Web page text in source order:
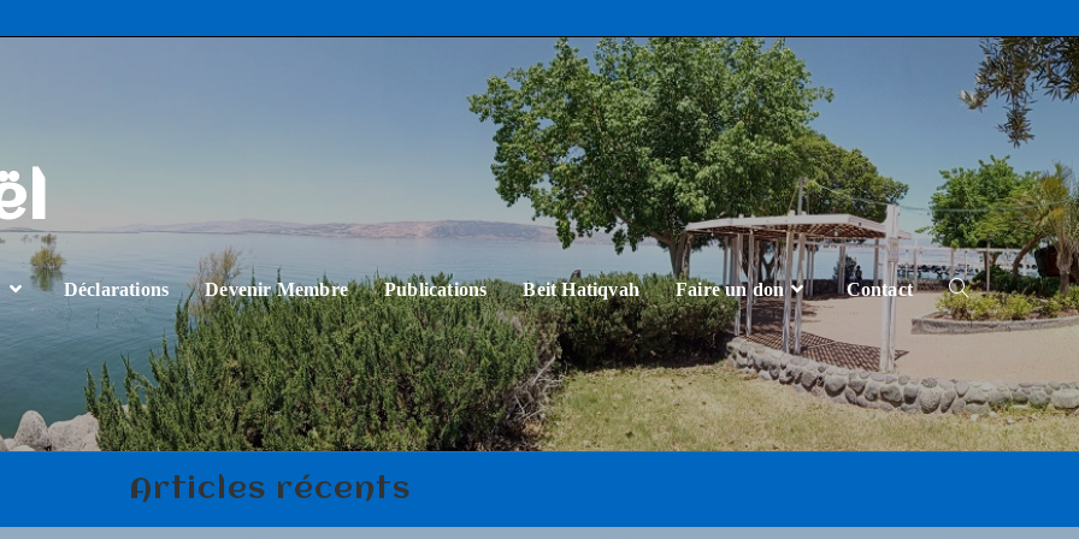
Déclarations Devenir Membre Publications Beit Hatiqvah Faire un don Contact
Articles récents